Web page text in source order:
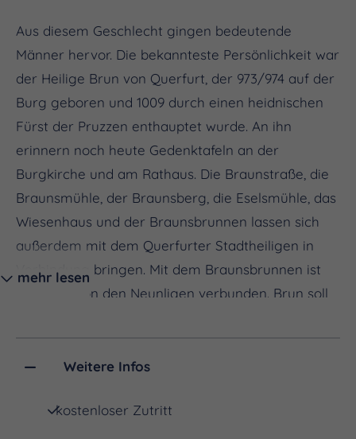
Aus diesem Geschlecht gingen bedeutende
Männer hervor. Die bekannteste Persönlichkeit war
der Heilige Brun von Querfurt, der 973/974 auf der
Burg geboren und 1009 durch einen heidnischen
Fürst der Pruzzen enthauptet wurde. An ihn
erinnern noch heute Gedenktafeln an der
Burgkirche und am Rathaus. Die Braunstraße, die
Braunsmühle, der Braunsberg, die Eselsmühle, das
Wiesenhaus und der Braunsbrunnen lassen sich
außerdem mit dem Querfurter Stadtheiligen in
Verbindung bringen. Mit dem Braunsbrunnen ist
die Sage von den Neunligen verbunden. Brun soll
späteren Jahrhunderte von größter Bedeutung
stattliche Eisenpumpe errichtet. Später entstand
mehr lesen
Weitere Infos
kostenloser Zutritt